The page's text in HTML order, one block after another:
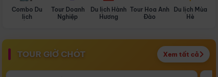
Combo Du
lịch
Tour Doanh
Nghiệp
Du lịch Hành
Hương
Tour Hoa Anh
Đào
Du lịch Mùa
Hè
TOUR GIỜ CHÓT Xem tất cả
Điểm nổi bật